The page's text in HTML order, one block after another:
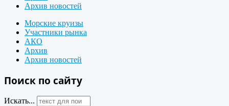
Архив новостей
Морские круизы
Участники рынка
АКО
Архив
Архив новостей
Поиск по сайту
Искать...